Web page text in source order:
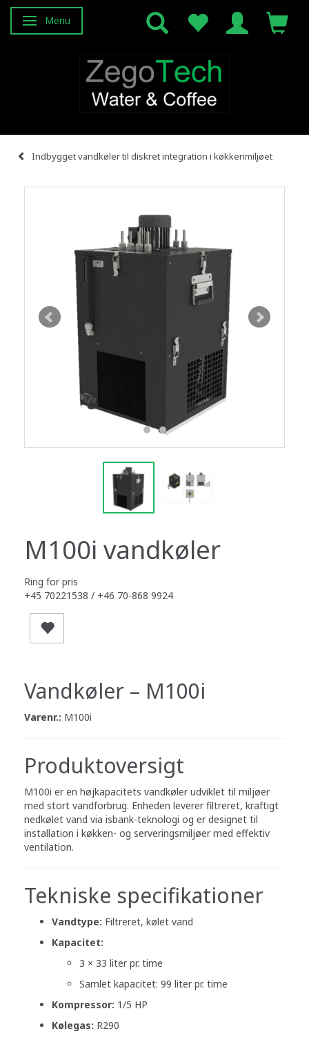
Skifte navigation
Menu
Indbygget vandkøler til diskret integration i køkkenmiljøet
M100i vandkøler
Ring for pris
+45 70221538 / +46 70-868 9924
Vandkøler – M100i
Varenr.: M100i
Produktoversigt
M100i er en højkapacitets vandkøler udviklet til miljøer
med stort vandforbrug. Enheden leverer filtreret, kraftigt
nedkølet vand via isbank-teknologi og er designet til
installation i køkken- og serveringsmiljøer med effektiv
ventilation.
Tekniske specifikationer
Vandtype: Filtreret, kølet vand
Kapacitet:
3 × 33 liter pr. time
Samlet kapacitet: 99 liter pr. time
Kompressor: 1/5 HP
Kølegas: R290